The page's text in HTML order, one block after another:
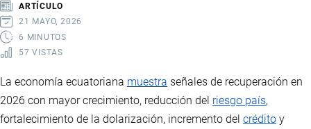
PRECIOS
Y
PAÍSES
ARTÍCULO
21 MAYO, 2026
6 MINUTOS
57 VISTAS
La economía ecuatoriana muestra señales de recuperación en
2026 con mayor crecimiento, reducción del riesgo país,
fortalecimiento de la dolarización, incremento del crédito y